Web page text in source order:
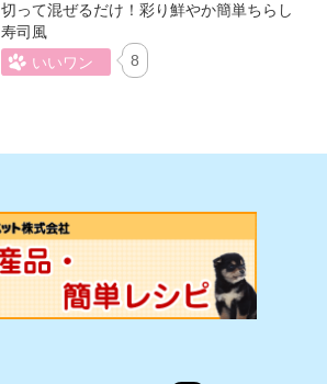
切って混ぜるだけ！彩り鮮やか簡単ちらし
寿司風
8